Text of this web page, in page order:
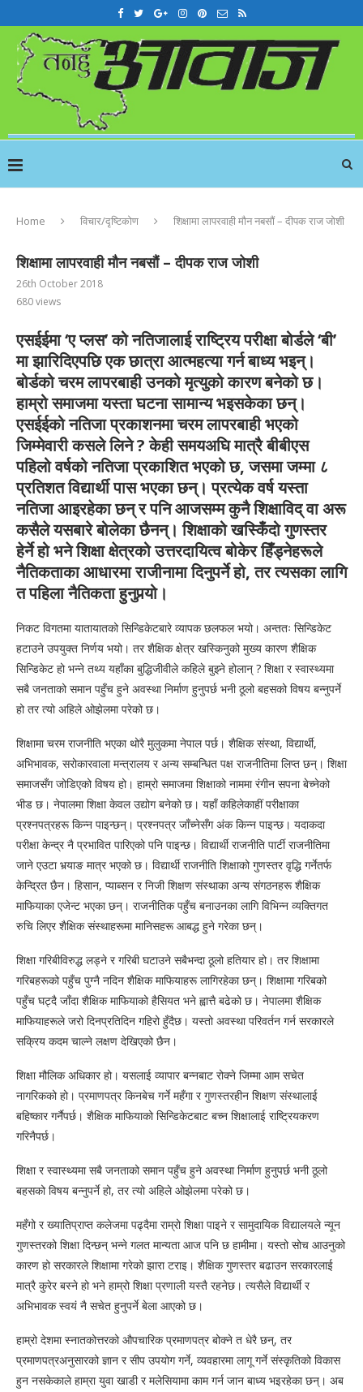
Home विचार/दृष्टिकोण शिक्षामा लापरवाही मौन नबसौं – दीपक राज जोशी
शिक्षामा लापरवाही मौन नबसौं – दीपक राज जोशी
26th October 2018
680views
एसईईमा ‘ए प्लस’ को नतिजालाई राष्ट्रिय परीक्षा बोर्डले ‘बी’
मा झारिदिएपछि एक छात्रा आत्महत्या गर्न बाध्य भइन्।
बोर्डको चरम लापरबाही उनको मृत्युको कारण बनेको छ।
हाम्रो समाजमा यस्ता घटना सामान्य भइसकेका छन्।
एसईईको नतिजा प्रकाशनमा चरम लापरबाही भएको
जिम्मेवारी कसले लिने ? केही समयअघि मात्रै बीबीएस
पहिलो वर्षको नतिजा प्रकाशित भएको छ, जसमा जम्मा ८
प्रतिशत विद्यार्थी पास भएका छन्। प्रत्येक वर्ष यस्ता
नतिजा आइरहेका छन् र पनि आजसम्म कुनै शिक्षाविद् वा अरू
कसैले यसबारे बोलेका छैनन्। शिक्षाको खस्किँदो गुणस्तर
हेर्ने हो भने शिक्षा क्षेत्रको उत्तरदायित्व बोकेर हिँड्नेहरूले
नैतिकताका आधारमा राजीनामा दिनुपर्ने हो, तर त्यसका लागि
त पहिला नैतिकता हुनुपर्‍यो।
निकट विगतमा यातायातको सिन्डिकेटबारे व्यापक छलफल भयो। अन्ततः सिन्डिकेट
हटाउने उपयुक्त निर्णय भयो। तर शैक्षिक क्षेत्र खस्किनुको मुख्य कारण शैक्षिक
सिन्डिकेट हो भन्ने तथ्य यहाँका बुद्धिजीवीले कहिले बुझ्ने होलान् ? शिक्षा र स्वास्थ्यमा
सबै जनताको समान पहुँच हुने अवस्था निर्माण हुनुपर्छ भनी ठूलो बहसको विषय बन्नुपर्ने
हो तर त्यो अहिले ओझेलमा परेको छ।
शिक्षामा चरम राजनीति भएका थोरै मुलुकमा नेपाल पर्छ। शैक्षिक संस्था, विद्यार्थी,
अभिभावक, सरोकारवाला मन्त्रालय र अन्य सम्बन्धित पक्ष राजनीतिमा लिप्त छन्। शिक्षा
समाजसँग जोडिएको विषय हो। हाम्रो समाजमा शिक्षाको नाममा रंगीन सपना बेच्नेको
भीड छ। नेपालमा शिक्षा केवल उद्योग बनेको छ। यहाँ कहिलेकाहीं परीक्षाका
प्रश्नपत्रहरू किन्न पाइन्छन्। प्रश्नपत्र जाँच्नेसँग अंक किन्न पाइन्छ। यदाकदा
परीक्षा केन्द्र नै प्रभावित पारिएको पनि पाइन्छ। विद्यार्थी राजनीति पार्टी राजनीतिमा
जाने एउटा भर्‍याङ मात्र भएको छ। विद्यार्थी राजनीति शिक्षाको गुणस्तर वृद्धि गर्नेतर्फ
केन्द्रित छैन। हिसान, प्याब्सन र निजी शिक्षण संस्थाका अन्य संगठनहरू शैक्षिक
माफियाका एजेन्ट भएका छन्। राजनीतिक पहुँच बनाउनका लागि विभिन्न व्यक्तिगत
रुचि लिएर शैक्षिक संस्थाहरूमा मानिसहरू आबद्ध हुने गरेका छन्।
शिक्षा गरिबीविरुद्ध लड्ने र गरिबी घटाउने सबैभन्दा ठूलो हतियार हो। तर शिक्षामा
गरिबहरूको पहुँच पुग्नै नदिन शैक्षिक माफियाहरू लागिरहेका छन्। शिक्षामा गरिबको
पहुँच घट्दै जाँदा शैक्षिक माफियाको हैसियत भने ह्वात्तै बढेको छ। नेपालमा शैक्षिक
माफियाहरूले जरो दिनप्रतिदिन गहिरो हुँदैछ। यस्तो अवस्था परिवर्तन गर्न सरकारले
सक्रिय कदम चाल्ने लक्षण देखिएको छैन।
शिक्षा मौलिक अधिकार हो। यसलाई व्यापार बन्नबाट रोक्ने जिम्मा आम सचेत
नागरिकको हो। प्रमाणपत्र किनबेच गर्ने महँगा र गुणस्तरहीन शिक्षण संस्थालाई
बहिष्कार गर्नैपर्छ। शैक्षिक माफियाको सिन्डिकेटबाट बच्न शिक्षालाई राष्ट्रियकरण
गरिनैपर्छ।
शिक्षा र स्वास्थ्यमा सबै जनताको समान पहुँच हुने अवस्था निर्माण हुनुपर्छ भनी ठूलो
बहसको विषय बन्नुपर्ने हो, तर त्यो अहिले ओझेलमा परेको छ।
महँगो र ख्यातिप्राप्त कलेजमा पढ्दैमा राम्रो शिक्षा पाइने र सामुदायिक विद्यालयले न्यून
गुणस्तरको शिक्षा दिन्छन् भन्ने गलत मान्यता आज पनि छ हामीमा। यस्तो सोच आउनुको
कारण हो सरकारले शिक्षामा गरेको झारा टराइ। शैक्षिक गुणस्तर बढाउन सरकारलाई
मात्रै कुरेर बस्ने हो भने हाम्रो शिक्षा प्रणाली यस्तै रहनेछ। त्यसैले विद्यार्थी र
अभिभावक स्वयं नै सचेत हुनुपर्ने बेला आएको छ।
हाम्रो देशमा स्नातकोत्तरको औपचारिक प्रमाणपत्र बोक्ने त धेरै छन्, तर
प्रमाणपत्रअनुसारको ज्ञान र सीप उपयोग गर्ने, व्यवहारमा लागू गर्ने संस्कृतिको विकास
हुन नसकेकाले हाम्रा युवा खाडी र मलेसियामा काम गर्न जान बाध्य भइरहेका छन्। अब